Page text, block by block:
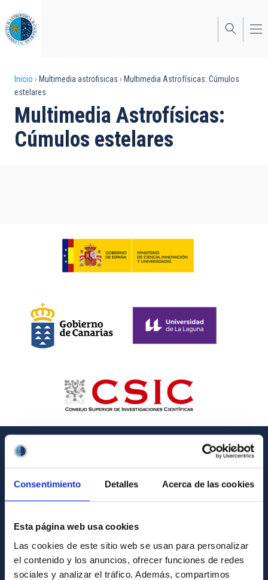
Consentimiento Detalles Acerca de las cookies
Esta página web usa cookies
Las cookies de este sitio web se usan para personalizar
el contenido y los anuncios, ofrecer funciones de redes
sociales y analizar el tráfico. Además, compartimos
al
contenido
principal
Sobrescribir
enlaces
de
ayuda
Inicio Multimedia astrofisicas
Multimedia Astrofísicas: Cúmulos
estelares
Multimedia Astrofísicas:
Cúmulos estelares
Contacto
Directorio de personal
Biblioteca
Registro general